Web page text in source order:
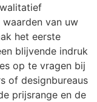
van uw
het eerste
blijvende indruk
op te vragen bij
of designbureaus
prijsrange en de